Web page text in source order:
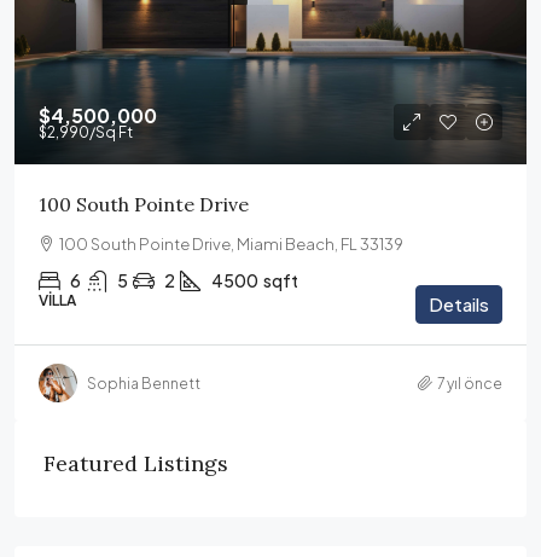
$4,500,000
$2,990/Sq Ft
100 South Pointe Drive
100 South Pointe Drive, Miami Beach, FL 33139
6 5 2 4500 sqft
VILLA Details
Sophia Bennett 7 yıl önce
Featured Listings